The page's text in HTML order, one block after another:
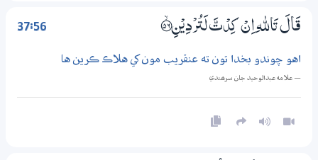
37:56 قَالَ تَاللّٰهِ اِنْ كِدْتَّ لَتُرْدِيْنِ ؀ۙ56
اهو چوندو بخدا تون ته عنقريب مون کي هلاڪ ڪرين ها
— علامه عبدالوحيد جان سرھندي